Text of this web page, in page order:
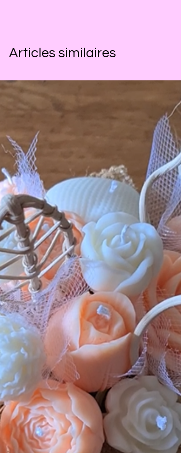
Articles similaires